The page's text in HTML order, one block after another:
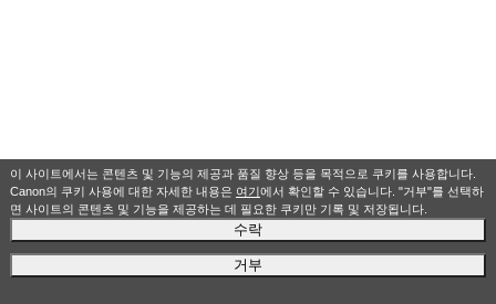
이 사이트에서는 콘텐츠 및 기능의 제공과 품질 향상 등을 목적으로 쿠키를 사용합니다.
Canon의 쿠키 사용에 대한 자세한 내용은 여기에서 확인할 수 있습니다. "거부"를 선택하
면 사이트의 콘텐츠 및 기능을 제공하는 데 필요한 쿠키만 기록 및 저장됩니다.
수락
거부